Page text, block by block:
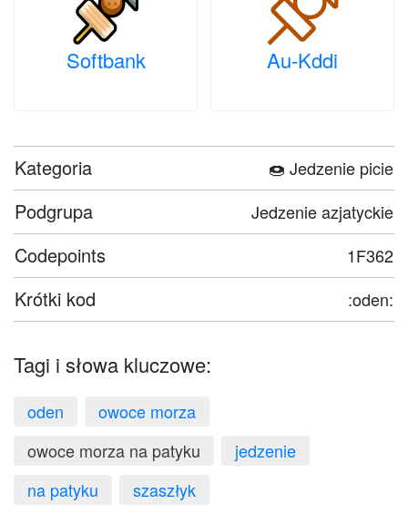
Softbank Au-Kddi
Kategoria 🍩 Jedzenie picie
Podgrupa Jedzenie azjatyckie
Codepoints 1F362
Krótki kod :oden:
Tagi i słowa kluczowe:
oden
owoce morza
owoce morza na patyku
jedzenie
na patyku
szaszłyk